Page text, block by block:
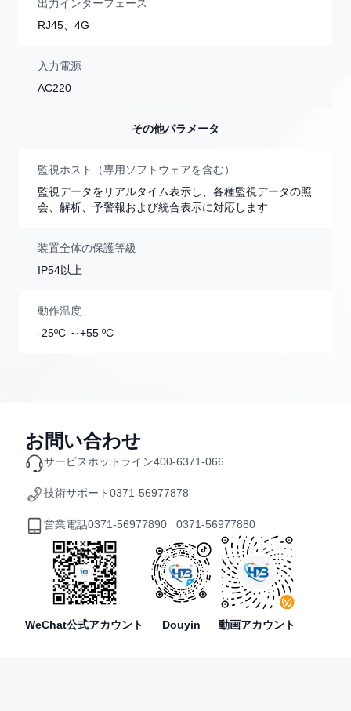
出力インターフェース
RJ45、4G
入力電源
AC220
その他パラメータ
監視ホスト（専用ソフトウェアを含む）
監視データをリアルタイム表示し、各種監視データの照
会、解析、予警報および統合表示に対応します
装置全体の保護等級
IP54以上
動作温度
-25ºC ～+55 ºC
お問い合わせ
サービスホットライン400-6371-066
技術サポート0371-56977878
営業電話0371-56977890 0371-56977880
WeChat公式アカウント Douyin 動画アカウント